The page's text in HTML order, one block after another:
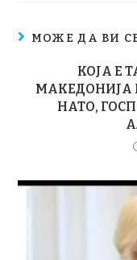
МОЖЕ ДА ВИ
КОЈА Е
МАКЕДОНИЈА
НАТО,